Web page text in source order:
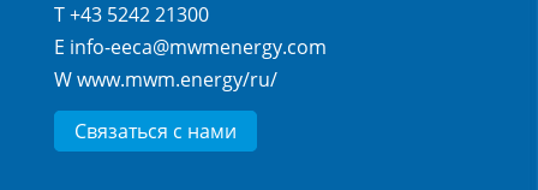
T +43 5242 21300
E info-eeca@mwmenergy.com
Wwww.mwm.energy/ru/
Связаться с нами